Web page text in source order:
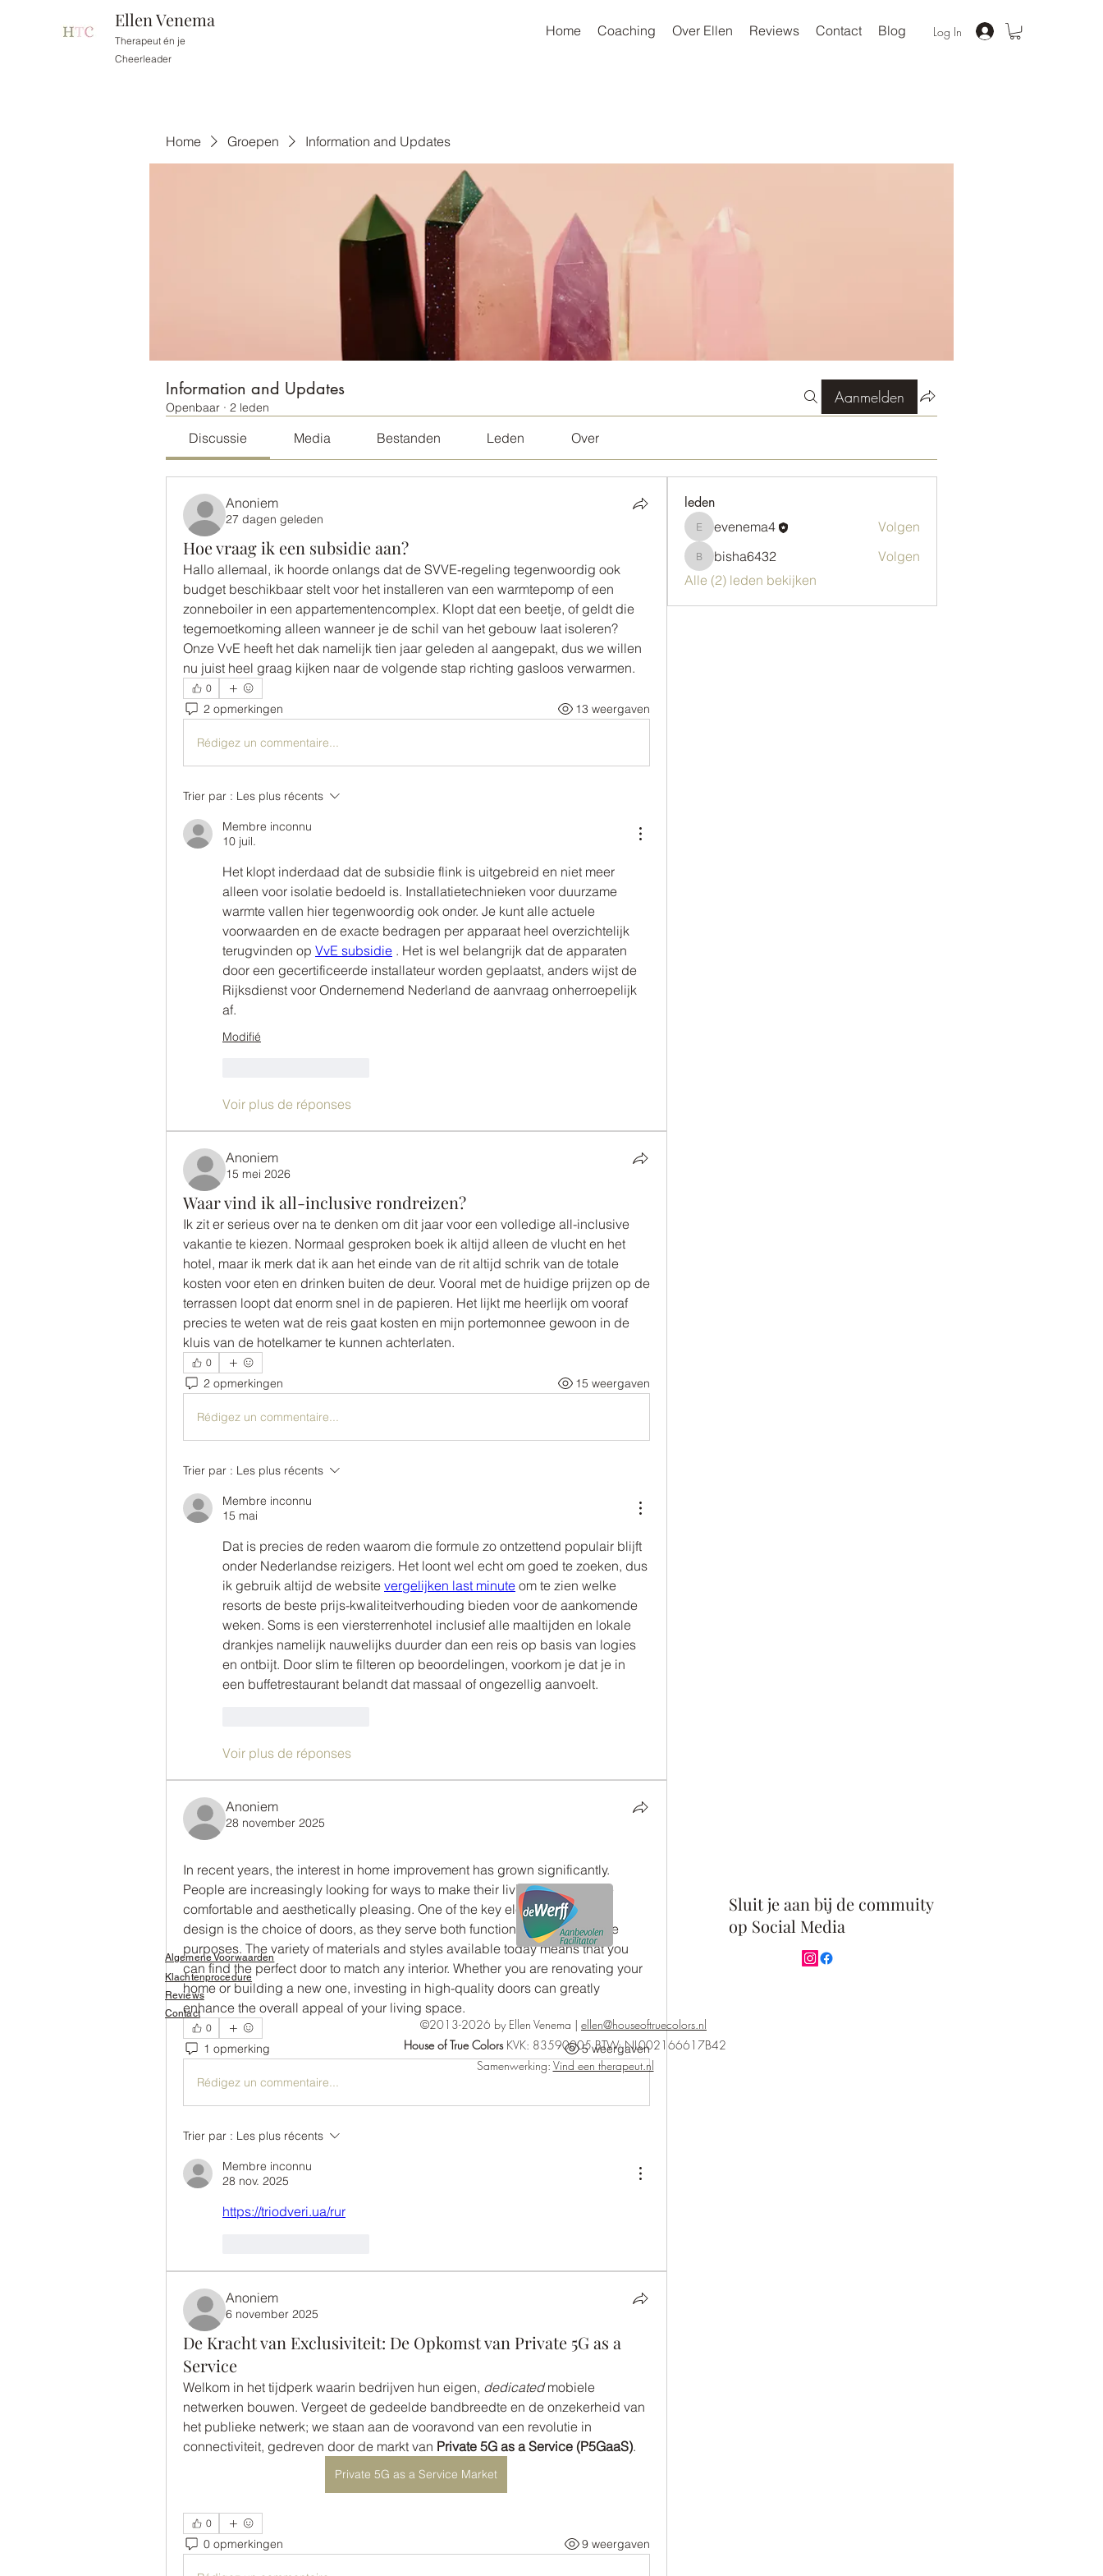
Ellen Venema
Therapeut én je
Cheerleader
Home Coaching Over Ellen Reviews Contact Blog Log In
Home Groepen Information and Updates
Information and Updates
Openbaar · 2 leden
Aanmelden
Discussie Media Bestanden Leden Over
Anoniem
27 dagen geleden
Hoe vraag ik een subsidie ​​aan?
Hallo allemaal, ik hoorde onlangs dat de SVVE-regeling tegenwoordig ook
budget beschikbaar stelt voor het installeren van een warmtepomp of een
zonneboiler in een appartementencomplex. Klopt dat een beetje, of geldt die
tegemoetkoming alleen wanneer je de schil van het gebouw laat isoleren?
Onze VvE heeft het dak namelijk tien jaar geleden al aangepakt, dus we willen
nu juist heel graag kijken naar de volgende stap richting gasloos verwarmen.
0
2 opmerkingen 13 weergaven
Rédigez un commentaire...
Trier par : Les plus récents
Membre inconnu
10 juil.
Het klopt inderdaad dat de subsidie flink is uitgebreid en niet meer
alleen voor isolatie bedoeld is. Installatietechnieken voor duurzame
warmte vallen hier tegenwoordig ook onder. Je kunt alle actuele
voorwaarden en de exacte bedragen per apparaat heel overzichtelijk
terugvinden op VvE subsidie . Het is wel belangrijk dat de apparaten
door een gecertificeerde installateur worden geplaatst, anders wijst de
Rijksdienst voor Ondernemend Nederland de aanvraag onherroepelijk
af.
Modifié
Voir plus de réponses
Anoniem
15 mei 2026
Waar vind ik all-inclusive rondreizen?
Ik zit er serieus over na te denken om dit jaar voor een volledige all-inclusive
vakantie te kiezen. Normaal gesproken boek ik altijd alleen de vlucht en het
hotel, maar ik merk dat ik aan het einde van de rit altijd schrik van de totale
kosten voor eten en drinken buiten de deur. Vooral met de huidige prijzen op de
terrassen loopt dat enorm snel in de papieren. Het lijkt me heerlijk om vooraf
precies te weten wat de reis gaat kosten en mijn portemonnee gewoon in de
kluis van de hotelkamer te kunnen achterlaten.
0
2 opmerkingen 15 weergaven
Rédigez un commentaire...
Trier par : Les plus récents
Membre inconnu
15 mai
Dat is precies de reden waarom die formule zo ontzettend populair blijft
onder Nederlandse reizigers. Het loont wel echt om goed te zoeken, dus
ik gebruik altijd de website vergelijken last minute om te zien welke
resorts de beste prijs-kwaliteitverhouding bieden voor de aankomende
weken. Soms is een viersterrenhotel inclusief alle maaltijden en lokale
drankjes namelijk nauwelijks duurder dan een reis op basis van logies
en ontbijt. Door slim te filteren op beoordelingen, voorkom je dat je in
een buffetrestaurant belandt dat massaal of ongezellig aanvoelt.
Voir plus de réponses
Anoniem
28 november 2025
In recent years, the interest in home improvement has grown significantly.
People are increasingly looking for ways to make their living spaces more
comfortable and aesthetically pleasing. One of the key elements in home
design is the choice of doors, as they serve both functional and decorative
purposes. The variety of materials and styles available today means that you
can find the perfect door to match any interior. Whether you are renovating your
home or building a new one, investing in high-quality doors can greatly
enhance the overall appeal of your living space.
0
1 opmerking 5 weergaven
Rédigez un commentaire...
Trier par : Les plus récents
Membre inconnu
28 nov. 2025
https://triodveri.ua/rur
Anoniem
6 november 2025
De Kracht van Exclusiviteit: De Opkomst van Private 5G as a
Service
Welkom in het tijdperk waarin bedrijven hun eigen, dedicated mobiele
netwerken bouwen. Vergeet de gedeelde bandbreedte en de onzekerheid van
het publieke netwerk; we staan aan de vooravond van een revolutie in
connectiviteit, gedreven door de markt van Private 5G as a Service (P5GaaS).
Private 5G as a Service Market
0
0 opmerkingen 9 weergaven
leden
evenema4
evenema4 Volgen
bisha6432
bisha6432
Volgen
Alle (2) leden bekijken
Sluit je aan bij de commuity
op Social Media
Algemene Voorwaarden
Klachtenprocedure
Reviews
Contact
©2013-2026 by Ellen Venema | ellen@houseoftruecolors.nl
House of True ColorsKVK: 83590005BTW: NL002166617B42
Samenwerking: Vind een therapeut.nl